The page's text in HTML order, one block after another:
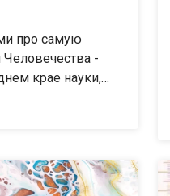
про самую
-
друзей или
- вам сюда!